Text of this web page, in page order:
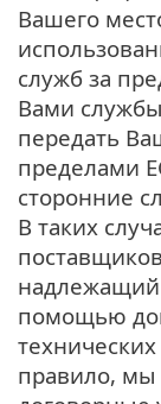
Вашего
служб за
Вами
передать
пределами
сторонние
В таких
помощью
правило,